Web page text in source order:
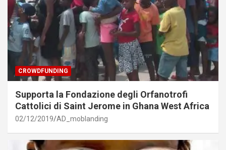
CROWDFUNDING
Supporta la Fondazione degli Orfanotrofi
Cattolici di Saint Jerome in Ghana West Africa
02/12/2019 AD_moblanding